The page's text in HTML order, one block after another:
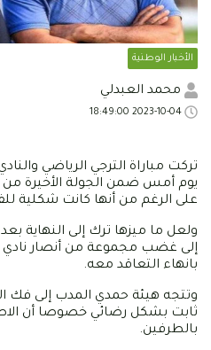
الأخبار الوطنية
محمد العبدلي
تركت مباراة الترجي الرياضي
يوم أمس ضمن الجولة الأخيرة من
على الرغم من أنها كانت شكلية
ولعل ما ميزها ترك إلى النهاية
إلى غضب مجموعة من أنصار نادي
بانهاء التعاقد معه.
وتتجه هيئة حمدي المدب إلى فك
ثابت بشكل رضائي خصوصا أن
بالطرفين.